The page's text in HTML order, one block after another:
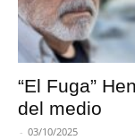
“El Fuga”
del medio
- 03/10/2025